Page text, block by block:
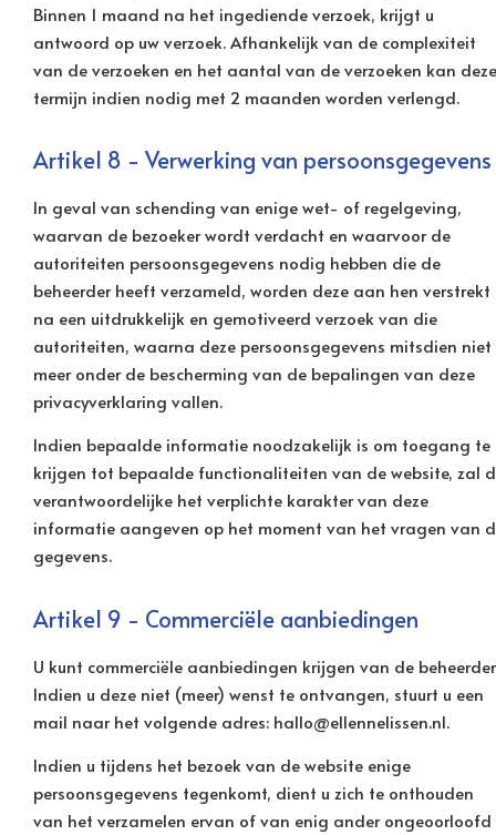
Binnen 1 maand na het ingediende verzoek, krijgt u
antwoord op uw verzoek. Afhankelijk van de complexiteit
van de verzoeken en het aantal van de verzoeken kan deze
termijn indien nodig met 2 maanden worden verlengd.
Artikel 8 - Verwerking van persoonsgegevens
In geval van schending van enige wet- of regelgeving,
waarvan de bezoeker wordt verdacht en waarvoor de
autoriteiten persoonsgegevens nodig hebben die de
beheerder heeft verzameld, worden deze aan hen verstrekt
na een uitdrukkelijk en gemotiveerd verzoek van die
autoriteiten, waarna deze persoonsgegevens mitsdien niet
meer onder de bescherming van de bepalingen van deze
privacyverklaring vallen.
Indien bepaalde informatie noodzakelijk is om toegang te
krijgen tot bepaalde functionaliteiten van de website, zal
verantwoordelijke het verplichte karakter van deze
informatie aangeven op het moment van het vragen van
gegevens.
Artikel 9 - Commerciële aanbiedingen
U kunt commerciële aanbiedingen krijgen van de
Indien u deze niet (meer) wenst te ontvangen, stuurt u een
mail naar het volgende adres: hallo@ellennelissen.nl.
Indien u tijdens het bezoek van de website enige
persoonsgegevens tegenkomt, dient u zich te onthouden
van het verzamelen ervan of van enig ander ongeoorloofd